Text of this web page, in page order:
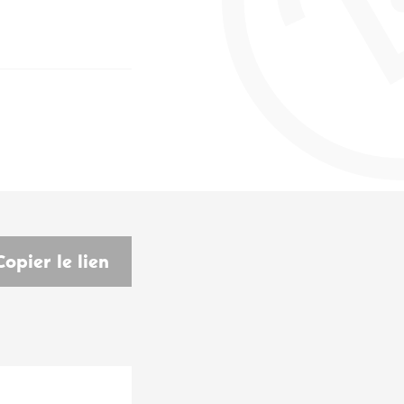
le lien